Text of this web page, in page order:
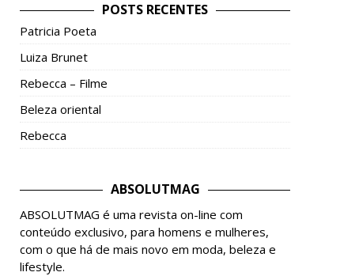
POSTS RECENTES
Patricia Poeta
Luiza Brunet
Rebecca – Filme
Beleza oriental
Rebecca
ABSOLUTMAG
ABSOLUTMAG é uma revista on-line com
conteúdo exclusivo, para homens e mulheres,
com o que há de mais novo em moda, beleza e
lifestyle.